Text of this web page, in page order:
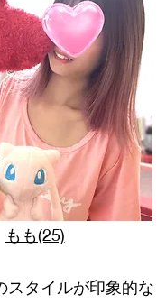
もも(25)
スタイルが印象的な